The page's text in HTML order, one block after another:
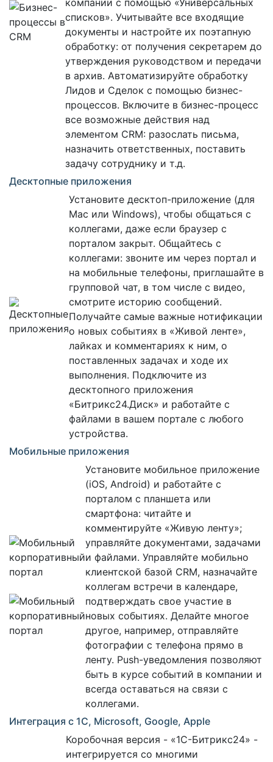
компании с помощью «Универсальных
списков». Учитывайте все входящие
документы и настройте их поэтапную
обработку: от получения секретарем до
утверждения руководством и передачи
в архив. Автоматизируйте обработку
Лидов и Сделок с помощью бизнес-
процессов. Включите в бизнес-процесс
все возможные действия над
элементом CRM: разослать письма,
назначить ответственных, поставить
задачу сотруднику и т.д.
Десктопные приложения
Установите десктоп-приложение (для
Mac или Windows), чтобы общаться с
коллегами, даже если браузер с
порталом закрыт. Общайтесь с
коллегами: звоните им через портал и
на мобильные телефоны, приглашайте в
групповой чат, в том числе с видео,
смотрите историю сообщений.
Получайте самые важные нотификации
о новых событиях в «Живой ленте»,
лайках и комментариях к ним, о
поставленных задачах и ходе их
выполнения. Подключите из
десктопного приложения
«Битрикс24.Диск» и работайте с
файлами в вашем портале с любого
устройства.
Мобильные приложения
Установите мобильное приложение
(iOS, Android) и работайте с
порталом c планшета или
смартфона: читайте и
комментируйте «Живую ленту»;
управляйте документами, задачами
и файлами. Управляйте мобильно
клиентской базой CRM, назначайте
коллегам встречи в календаре,
подтверждать свое участие в
новых событиях. Делайте многое
другое, например, отправляйте
фотографии с телефона прямо в
ленту. Push-уведомления позволяют
быть в курсе событий в компании и
всегда оставаться на связи с
коллегами.
Интеграция с 1С, Microsoft, Google, Apple
Коробочная версия - «1С-Битрикс24» -
интегрируется со многими